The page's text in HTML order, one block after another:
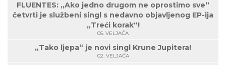
FLUENTES: „Ako jedno drugom ne oprostimo sve“
četvrti je službeni singl s nedavno objavljenog EP-ija
„Treći korak“!
05. VELJAČA
„Tako ljepa“ je novi singl Krune Jupitera!
02. VELJAČA